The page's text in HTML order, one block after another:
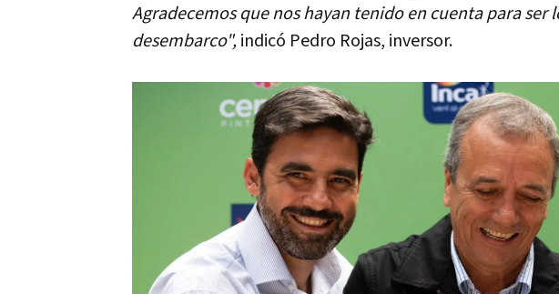
Agradecemos que nos hayan tenido en cuenta para ser
desembarco", indicó Pedro Rojas, inversor.